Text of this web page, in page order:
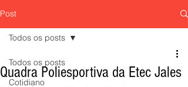
Post
Todos os posts
Cotidiano
Todos os posts
Quadra Poliesportiva da Etec Jales